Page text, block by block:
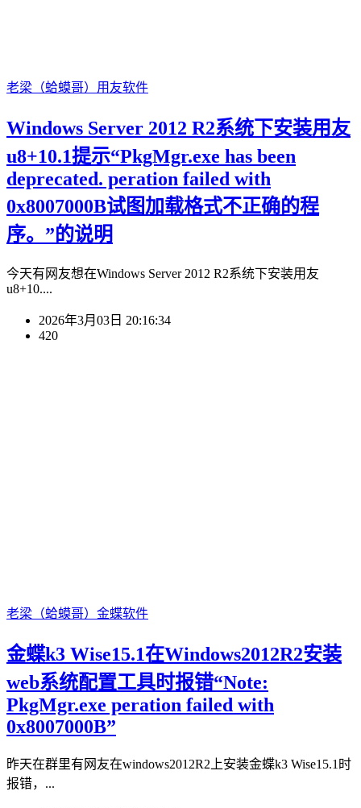
老梁（蛤蟆哥） 用友软件
Windows Server 2012 R2系统下安装用友
u8+10.1提示“PkgMgr.exe has been
deprecated. peration failed with
0x8007000B试图加载格式不正确的程
序。”的说明
今天有网友想在Windows Server 2012 R2系统下安装用友
u8+10....
2026年3月03日 20:16:34
420
老梁（蛤蟆哥） 金蝶软件
金蝶k3 Wise15.1在Windows2012R2安装
web系统配置工具时报错“Note:
PkgMgr.exe peration failed with
0x8007000B”
昨天在群里有网友在windows2012R2上安装金蝶k3 Wise15.1时
报错，...